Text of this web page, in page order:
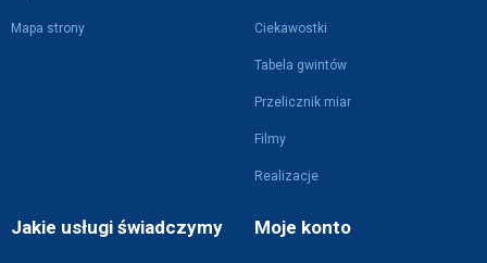
Mapa strony Ciekawostki
Tabela gwintów
Przelicznik miar
Filmy
Realizacje
Jakie usługi świadczymy Moje konto